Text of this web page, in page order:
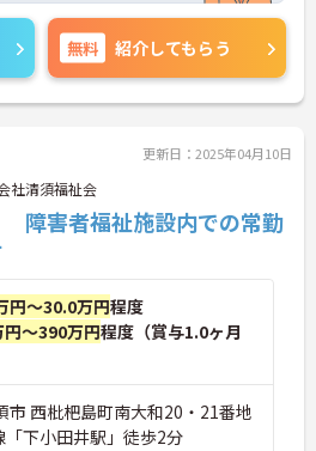
かりお休みがとれる環
には詳細の情報や面接
でお気軽にお問い合わ
無料 紹介してもらう
更新日：2025年04月10日
社清須福祉会
障害者福祉施設内での常勤
円～30.0万円程度
円～390万円程度（賞与1.0ヶ月
市 西枇杷島町南大和20・21番地
「下小田井駅」徒歩2分